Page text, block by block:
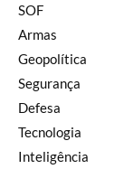
SOF
Armas
Geopolítica
Segurança
Defesa
Tecnologia
Inteligência